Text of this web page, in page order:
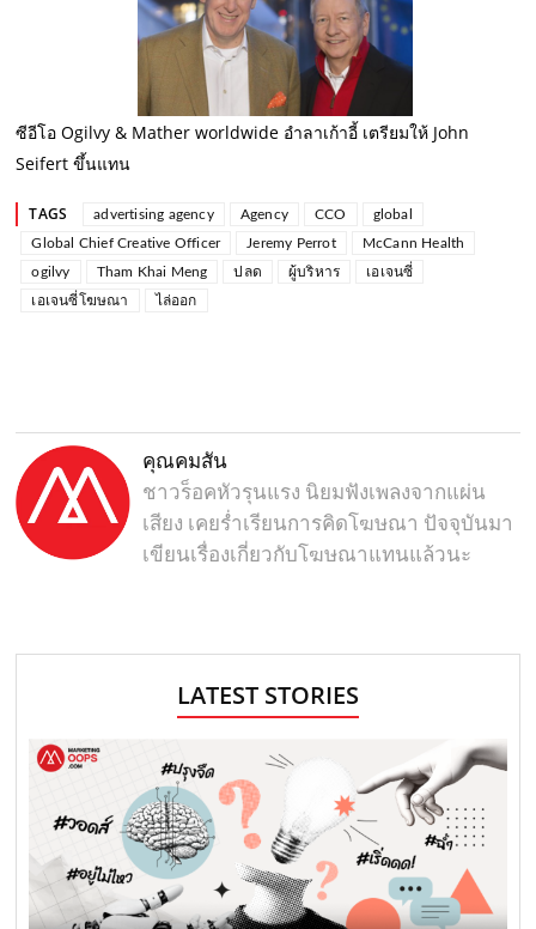
ซีอีโอ Ogilvy & Mather worldwide อำลาเก้าอี้ เตรียมให้ John
Seifert ขึ้นแทน
TAGS advertising agency Agency CCO
global
Global Chief Creative Officer
Jeremy Perrot
McCann Health
ogilvy
Tham Khai Meng ปลด ผู้บริหาร
เอเจนซี่
เอเจนซี่โฆษณา
ไล่ออก
คุณคมสัน
ชาวร็อคหัวรุนแรง นิยมฟังเพลงจากแผ่น
เสียง เคยร่ำเรียนการคิดโฆษณา ปัจจุบันมา
เขียนเรื่องเกี่ยวกับโฆษณาแทนแล้วนะ
LATEST STORIES